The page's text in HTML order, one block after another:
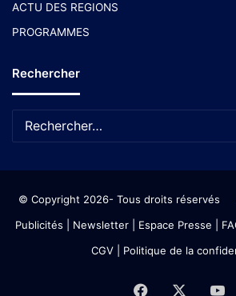
ACTU DES REGIONS
PROGRAMMES
Rechercher
© Copyright 2026- Tous droits réservés
Publicités
Newsletter| Espace Presse |
CGV| Politique de la